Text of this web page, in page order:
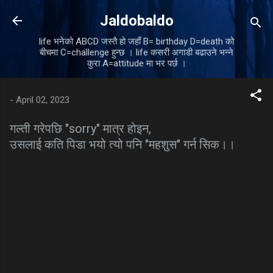
Skip to main content
Jaldobaldo
life भनेको ABCD जस्तै हो जहाँ B= birthday D=death को
बीचमा C=challenge हुन्छ । life कसरी अगाडी बढाउने भन्ने
कुरा A=attitude मा भर पर्छ ।
- April 02, 2023
गल्ती गरेपछि "sorry" मात्र होइन,
उसलाई कति पिडा भयो त्यो पनि "महशुस" गर्न सिक।।